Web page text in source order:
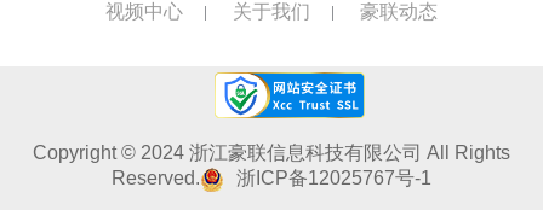
视频中心
关于我们 豪联动态
Copyright © 2024 浙江豪联信息科技有限公司 All Rights
Reserved.
浙ICP备12025767号-1